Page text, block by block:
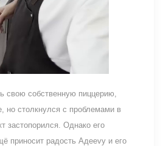
свою собственную пиццерию,
но столкнулся с проблемами в
застопорился. Однако его
приносит радость Адееvу и его